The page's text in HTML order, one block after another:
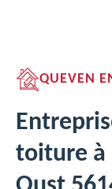
QUEVEN
toiture à